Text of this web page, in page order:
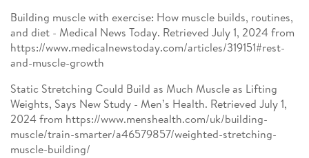
Building muscle with exercise: How muscle builds, routines,
and diet - Medical News Today. Retrieved July 1, 2024 from
https://www.medicalnewstoday.com/articles/319151#rest-
and-muscle-growth
Static Stretching Could Build as Much Muscle as Lifting
Weights, Says New Study - Men’s Health. Retrieved July 1,
2024 from https://www.menshealth.com/uk/building-
muscle/train-smarter/a46579857/weighted-stretching-
muscle-building/